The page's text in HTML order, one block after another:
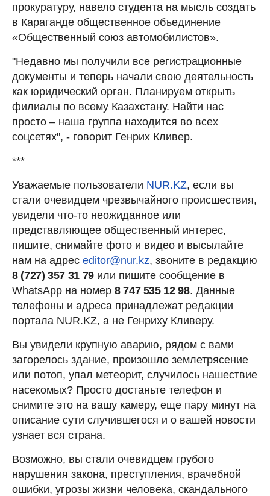
прокуратуру, навело студента на мысль создать
в Караганде общественное объединение
«Общественный союз автомобилистов».
"Недавно мы получили все регистрационные
документы и теперь начали свою деятельность
как юридический орган. Планируем открыть
филиалы по всему Казахстану. Найти нас
просто – наша группа находится во всех
соцсетях", - говорит Генрих Кливер.
***
Уважаемые пользователи NUR.KZ, если вы
стали очевидцем чрезвычайного происшествия,
увидели что-то неожиданное или
представляющее общественный интерес,
пишите, снимайте фото и видео и высылайте
нам на адрес editor@nur.kz, звоните в редакцию
8 (727) 357 31 79или пишите сообщение в
WhatsApp на номер 8 747 535 12 98. Данные
телефоны и адреса принадлежат редакции
портала NUR.KZ, а не Генриху Кливеру.
Вы увидели крупную аварию, рядом с вами
загорелось здание, произошло землетрясение
или потоп, упал метеорит, случилось нашествие
насекомых? Просто достаньте телефон и
снимите это на вашу камеру, еще пару минут на
описание сути случившегося и о вашей новости
узнает вся страна.
Возможно, вы стали очевидцем грубого
нарушения закона, преступления, врачебной
ошибки, угрозы жизни человека, скандального